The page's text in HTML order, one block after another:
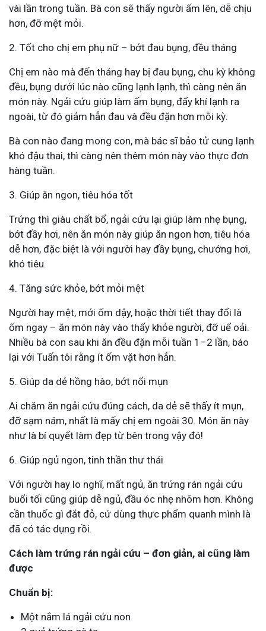
vài lần trong tuần. Bà con sẽ thấy người ấm lên, dễ chịu
hơn, đỡ mệt mỏi.
2. Tốt cho chị em phụ nữ – bớt đau bụng, đều tháng
Chị em nào mà đến tháng hay bị đau bụng, chu kỳ không
đều, bụng dưới lúc nào cũng lạnh lạnh, thì càng nên ăn
món này. Ngải cứu giúp làm ấm bụng, đẩy khí lạnh ra
ngoài, từ đó giảm hẳn đau và đều đặn hơn mỗi kỳ.
Bà con nào đang mong con, mà bác sĩ bảo tử cung lạnh
khó đậu thai, thì càng nên thêm món này vào thực đơn
hàng tuần.
3. Giúp ăn ngon, tiêu hóa tốt
Trứng thì giàu chất bổ, ngải cứu lại giúp làm nhẹ bụng,
bớt đầy hơi, nên ăn món này giúp ăn ngon hơn, tiêu hóa
dễ hơn, đặc biệt là với người hay đầy bụng, chướng hơi,
khó tiêu.
4. Tăng sức khỏe, bớt mỏi mệt
Người hay mệt, mới ốm dậy, hoặc thời tiết thay đổi là
ốm ngay – ăn món này vào thấy khỏe người, đỡ uể oải.
Nhiều bà con sau khi ăn đều đặn mỗi tuần 1–2 lần, báo
lại với Tuấn tôi rằng ít ốm vặt hơn hẳn.
5. Giúp da dẻ hồng hào, bớt nổi mụn
Ai chăm ăn ngải cứu đúng cách, da dẻ sẽ thấy ít mụn,
đỡ sạm nám, nhất là mấy chị em ngoài 30. Món ăn này
như là bí quyết làm đẹp từ bên trong vậy đó!
6. Giúp ngủ ngon, tinh thần thư thái
Với người hay lo nghĩ, mất ngủ, ăn trứng rán ngải cứu
buổi tối cũng giúp dễ ngủ, đầu óc nhẹ nhõm hơn. Không
cần thuốc gì đắt đỏ, cứ dùng thực phẩm quanh mình là
đã có tác dụng rồi.
Cách làm trứng rán ngải cứu – đơn giản, ai cũng làm
được
Chuẩn bị:
Một nắm lá ngải cứu non